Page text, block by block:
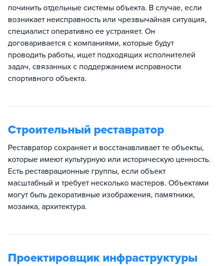
починить отдельные системы объекта. В случае, если
возникает неисправность или чрезвычайная ситуация,
специалист оперативно ее устраняет. Он
договаривается с компаниями, которые будут
проводить работы, ищет подходящих исполнителей
задач, связанных с поддержанием исправности
спортивного объекта.
Строительный реставратор
Реставратор сохраняет и восстанавливает те объекты,
которые имеют культурную или историческую ценность.
Есть реставрационные группы, если объект
масштабный и требует несколько мастеров. Объектами
могут быть декоративные изображения, памятники,
мозаика, архитектура.
Проектировщик инфраструктуры